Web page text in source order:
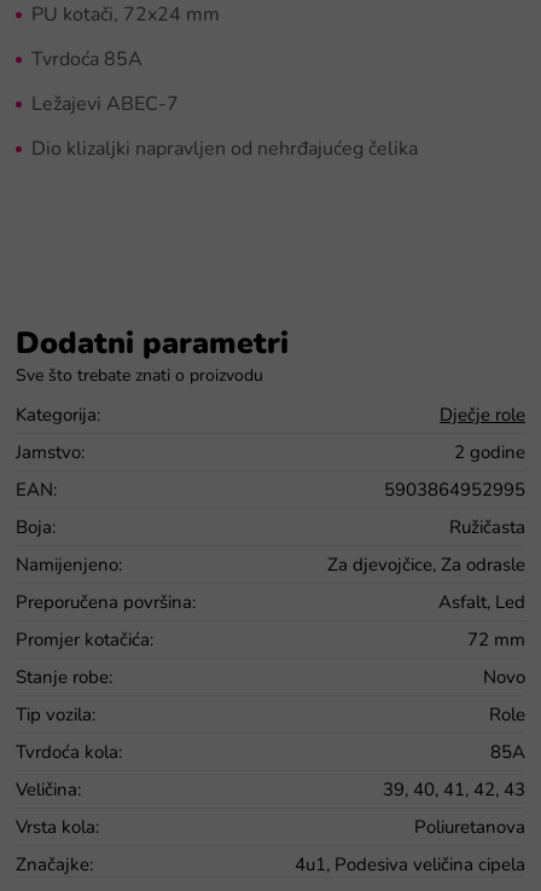
PU kotači, 72x24 mm
Tvrdoća 85A
Ležajevi ABEC-7
Dio klizaljki napravljen od nehrđajućeg čelika
Dodatni parametri
Kategorija:
Dječje role
Jamstvo:
2 godine
EAN:
5903864952995
Boja:
Ružičasta
Namijenjeno:
Za djevojčice, Za odrasle
Preporučena površina:
Asfalt, Led
Promjer kotačića:
72 mm
Stanje robe:
Novo
Tip vozila:
Role
Tvrdoća kola:
85A
Veličina:
39, 40, 41, 42, 43
Vrsta kola:
Poliuretanova
Značajke: 4u1, Podesiva veličina cipela